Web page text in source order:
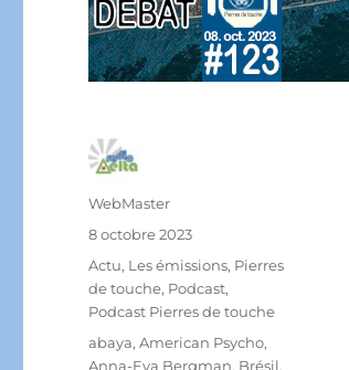
Auteur
WebMaster
Publié
8 octobre 2023
Catégories
Actu, Les émissions, Pierres
de touche, Podcast,
Podcast Pierres de touche
Étiquettes
abaya,American Psycho,
Anna-Eva Bergman, Brésil,